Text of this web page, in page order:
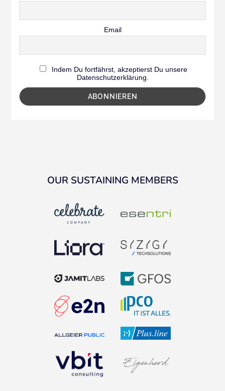
Email
Indem Du fortfährst, akzeptierst Du unsere
Datenschutzerklärung.
OUR SUSTAINING MEMBERS